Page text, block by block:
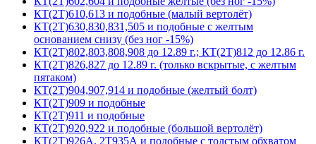
КТ(2Т)610,613 и подобные (малый вертолёт)
КТ(2Т)630,830,831,505 и подобные с желтым
основанием снизу (без ног -15%)
КТ(2Т)802,803,808,908 до 12.89 г.; КТ(2Т)812 до 12.86 г.
КТ(2Т)826,827 до 12.89 г. (только вскрытые, с желтым
пятаком)
КТ(2Т)904,907,914 и подобные (желтый болт)
КТ(2Т)909 и подобные
КТ(2Т)911 и подобные
КТ(2Т)920,922 и подобные (большой вертолёт)
КТ(2Т)926А, 2Т935А и подобные с толстым обхватом